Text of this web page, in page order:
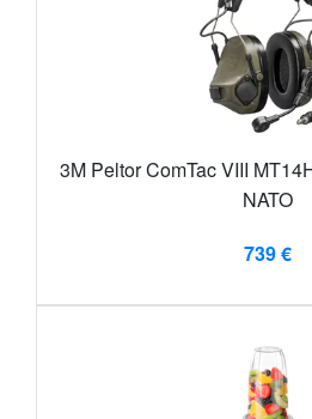
3M Peltor ComTac VIII
NATO
739 €